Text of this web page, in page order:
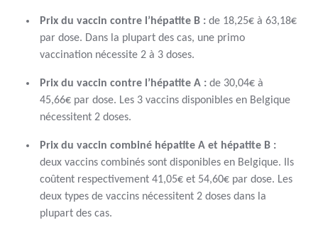
Prix du vaccin contre l’hépatite B : de 18,25€ à 63,18€
par dose. Dans la plupart des cas, une primo
vaccination nécessite 2 à 3 doses.
Prix du vaccin contre l’hépatite A : de 30,04€ à
45,66€ par dose. Les 3 vaccins disponibles en Belgique
nécessitent 2 doses.
Prix du vaccin combiné hépatite A et hépatite B :
deux vaccins combinés sont disponibles en Belgique. Ils
coûtent respectivement 41,05€ et 54,60€ par dose. Les
deux types de vaccins nécessitent 2 doses dans la
plupart des cas.